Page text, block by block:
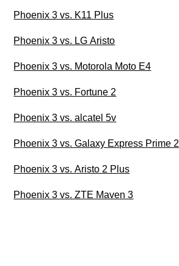
Phoenix 3 vs. K11 Plus
Phoenix 3 vs. LG Aristo
Phoenix 3 vs. Motorola Moto E4
Phoenix 3 vs. Fortune 2
Phoenix 3 vs. alcatel 5v
Phoenix 3 vs. Galaxy Express Prime 2
Phoenix 3 vs. Aristo 2 Plus
Phoenix 3 vs. ZTE Maven 3